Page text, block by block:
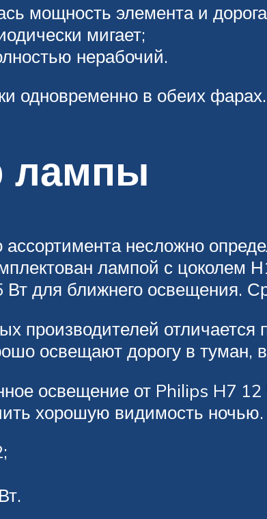
мощность элемента и
мигает;
нерабочий.
одновременно в обеих
лампы
несложно
лампой с цоколем
для ближнего освещения.
производителей
освещают дорогу в туман,
освещение от Philips H7
хорошую видимость